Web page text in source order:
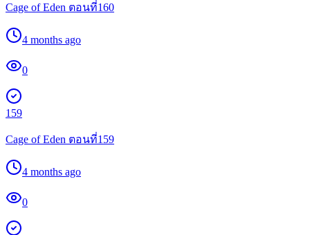
Cage of Eden ตอนที่160
4 months ago
0
159
Cage of Eden ตอนที่159
4 months ago
0